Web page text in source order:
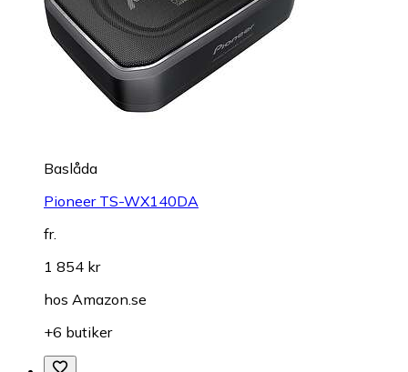
Baslåda
Pioneer TS-WX140DA
fr.
1 854 kr
hos Amazon.se
+6 butiker